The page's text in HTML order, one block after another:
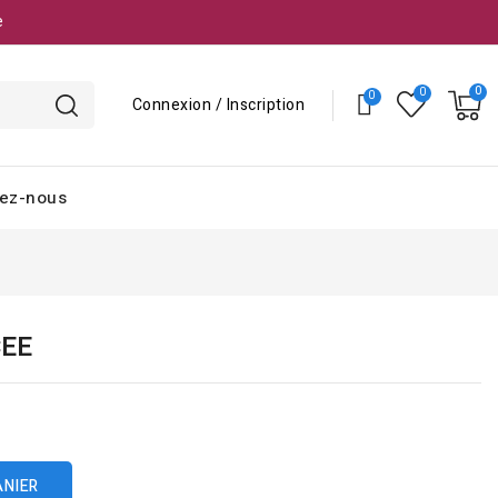
Connexion / Inscription
nous